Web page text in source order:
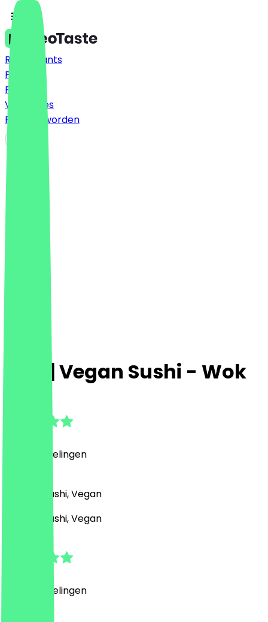
Restaurants
Prijzen
FAQ
Vacatures
Partner worden
Nori | Vegan Sushi - Wok
Beoordelingen
Japans, Sushi, Vegan
Japans, Sushi, Vegan
Beoordelingen